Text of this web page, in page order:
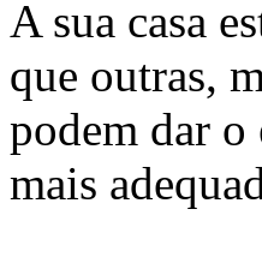
A sua casa
que outras,
podem dar o
mais